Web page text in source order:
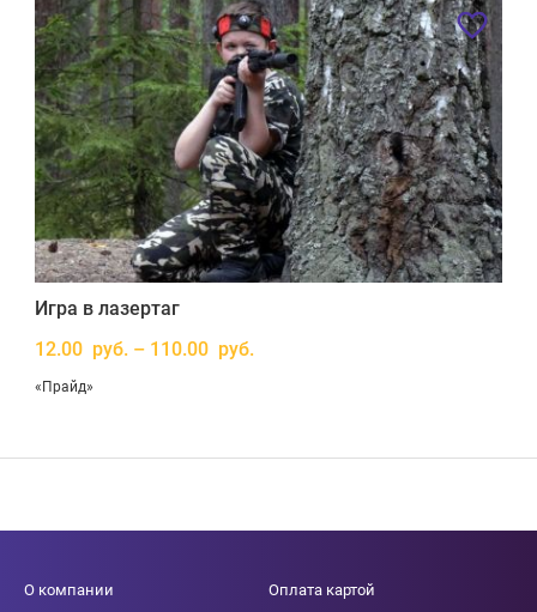
Игра в лазертаг
12.00 руб. – 110.00 руб.
«Прайд»
О компании Оплата картой